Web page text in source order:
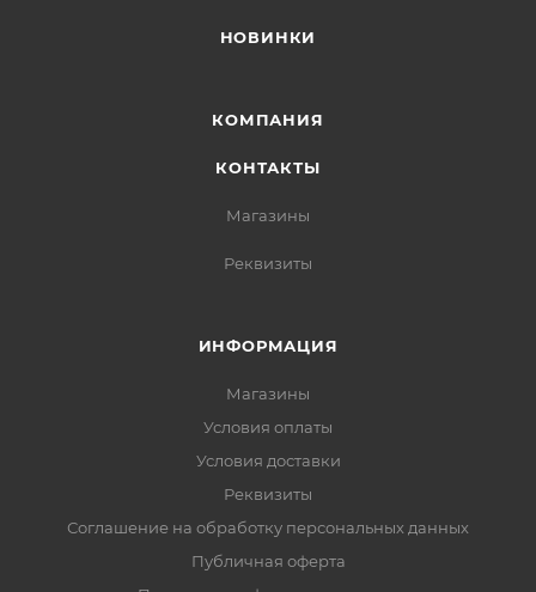
НОВИНКИ
КОМПАНИЯ
КОНТАКТЫ
Магазины
Реквизиты
ИНФОРМАЦИЯ
Магазины
Условия оплаты
Условия доставки
Реквизиты
Соглашение на обработку персональных данных
Публичная оферта